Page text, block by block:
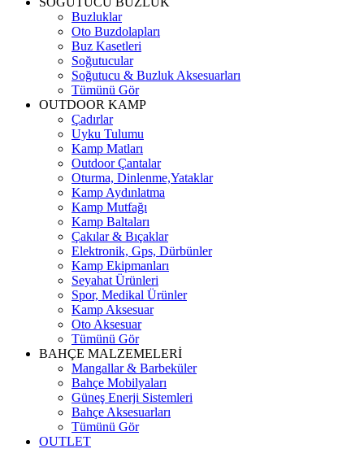
Buzluklar
Oto Buzdolapları
Buz Kasetleri
Soğutucular
Soğutucu & Buzluk Aksesuarları
Tümünü Gör
OUTDOOR KAMP
Çadırlar
Uyku Tulumu
Kamp Matları
Outdoor Çantalar
Oturma, Dinlenme,Yataklar
Kamp Aydınlatma
Kamp Mutfağı
Kamp Baltaları
Çakılar & Bıçaklar
Elektronik, Gps, Dürbünler
Kamp Ekipmanları
Seyahat Ürünleri
Spor, Medikal Ürünler
Kamp Aksesuar
Oto Aksesuar
Tümünü Gör
BAHÇE MALZEMELERİ
Mangallar & Barbeküler
Bahçe Mobilyaları
Güneş Enerji Sistemleri
Bahçe Aksesuarları
Tümünü Gör
OUTLET